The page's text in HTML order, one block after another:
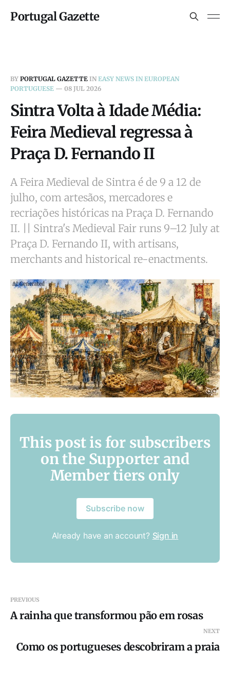
Portugal Gazette
BY PORTUGAL GAZETTE IN EASY NEWS IN EUROPEAN
PORTUGUESE — 08 JUL 2026
Sintra Volta à Idade Média:
Feira Medieval regressa à
Praça D. Fernando II
A Feira Medieval de Sintra é de 9 a 12 de
julho, com artesãos, mercadores e
recriações históricas na Praça D. Fernando
II. || Sintra's Medieval Fair runs 9–12 July at
Praça D. Fernando II, with artisans,
merchants and historical re-enactments.
This post is for subscribers
on the Supporter and
Member tiers only
Subscribe now
Already have an account? Sign in
PREVIOUS
A rainha que transformou pão em rosas
NEXT
Como os portugueses descobriram a praia